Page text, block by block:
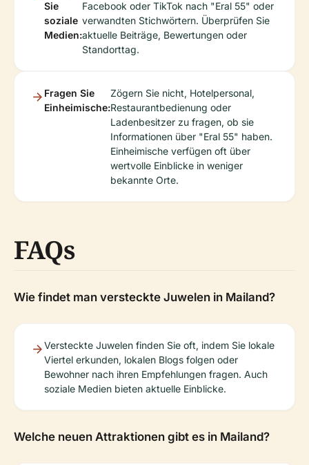
Sie
soziale
Medien:
Facebook oder TikTok nach "Eral 55" oder
verwandten Stichwörtern. Überprüfen Sie
aktuelle Beiträge, Bewertungen oder
Standorttag.
Fragen Sie
Einheimische:
Zögern Sie nicht, Hotelpersonal,
Restaurantbedienung oder
Ladenbesitzer zu fragen, ob sie
Informationen über "Eral 55" haben.
Einheimische verfügen oft über
wertvolle Einblicke in weniger
bekannte Orte.
FAQs
Wie findet man versteckte Juwelen in Mailand?
Versteckte Juwelen finden Sie oft, indem Sie lokale
Viertel erkunden, lokalen Blogs folgen oder
Bewohner nach ihren Empfehlungen fragen. Auch
soziale Medien bieten aktuelle Einblicke.
Welche neuen Attraktionen gibt es in Mailand?